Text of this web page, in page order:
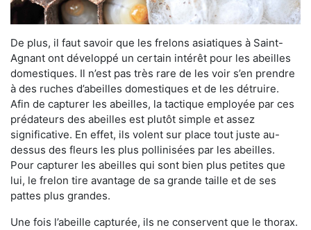
De plus, il faut savoir que les frelons asiatiques à Saint-
Agnant ont développé un certain intérêt pour les abeilles
domestiques. Il n’est pas très rare de les voir s’en prendre
à des ruches d’abeilles domestiques et de les détruire.
Afin de capturer les abeilles, la tactique employée par ces
prédateurs des abeilles est plutôt simple et assez
significative. En effet, ils volent sur place tout juste au-
dessus des fleurs les plus pollinisées par les abeilles.
Pour capturer les abeilles qui sont bien plus petites que
lui, le frelon tire avantage de sa grande taille et de ses
pattes plus grandes.
Une fois l’abeille capturée, ils ne conservent que le thorax.